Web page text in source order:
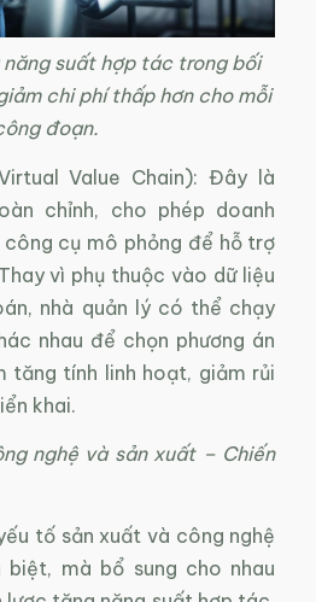
suất hợp tác trong bối
chi phí thấp hơn cho mỗi
đoạn.
Value Chain): Đây là
chỉnh, cho phép doanh
công cụ mô phỏng để hỗ trợ
vì phụ thuộc vào dữ liệu
nhà quản lý có thể chạy
nhau để chọn phương án
tăng tính linh hoạt, giảm rủi
khai.
nghệ và sản xuất – Chiến
tố sản xuất và công nghệ
mà bổ sung cho nhau